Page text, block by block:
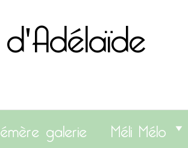
galerie Méli Mélo